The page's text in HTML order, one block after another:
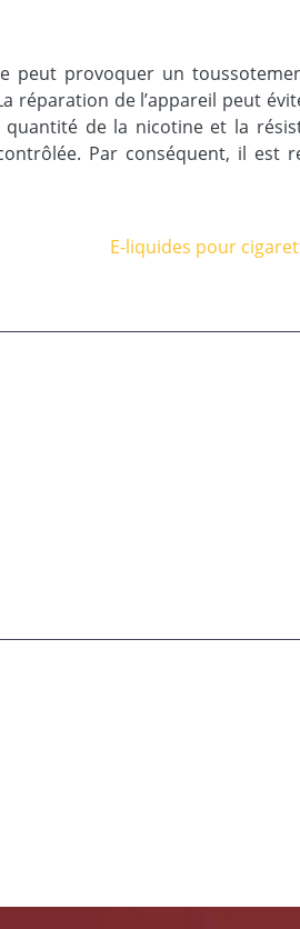
peut provoquer un
de l’appareil peut
de la nicotine et la
Par conséquent, il est
E-liquides pour